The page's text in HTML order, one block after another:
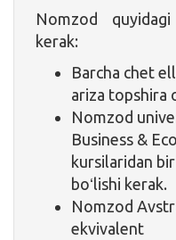
Nomzod
kerak:
Barcha chet
ariza topshira
Nomzod
Business &
kursilaridan
boʻlishi kerak.
Nomzod
ekvivalent